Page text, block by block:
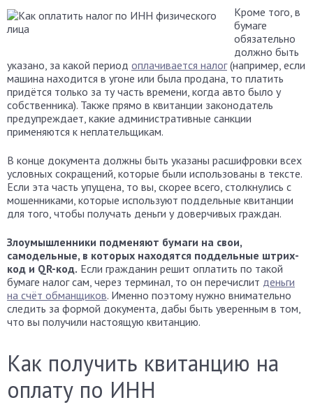
Кроме того, в
бумаге
обязательно
должно быть
указано, за какой период оплачивается налог(например, если
машина находится в угоне или была продана, то платить
придётся только за ту часть времени, когда авто было у
собственника). Также прямо в квитанции законодатель
предупреждает, какие административные санкции
применяются к неплательщикам.
В конце документа должны быть указаны расшифровки всех
условных сокращений, которые были использованы в тексте.
Если эта часть упущена, то вы, скорее всего, столкнулись с
мошенниками, которые используют поддельные квитанции
для того, чтобы получать деньги у доверчивых граждан.
Злоумышленники подменяют бумаги на свои,
самодельные, в которых находятся поддельные штрих-
код и QR-код. Если гражданин решит оплатить по такой
бумаге налог сам, через терминал, то он перечислит деньги
на счёт обманщиков. Именно поэтому нужно внимательно
следить за формой документа, дабы быть уверенным в том,
что вы получили настоящую квитанцию.
Как получить квитанцию на
оплату по ИНН